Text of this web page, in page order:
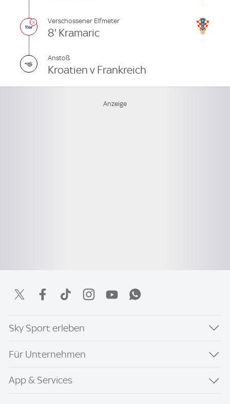
Verschossener Elfmeter
8' Kramaric
Anstoß
Kroatien v Frankreich
Sky Sport erleben
Für Unternehmen
App & Services